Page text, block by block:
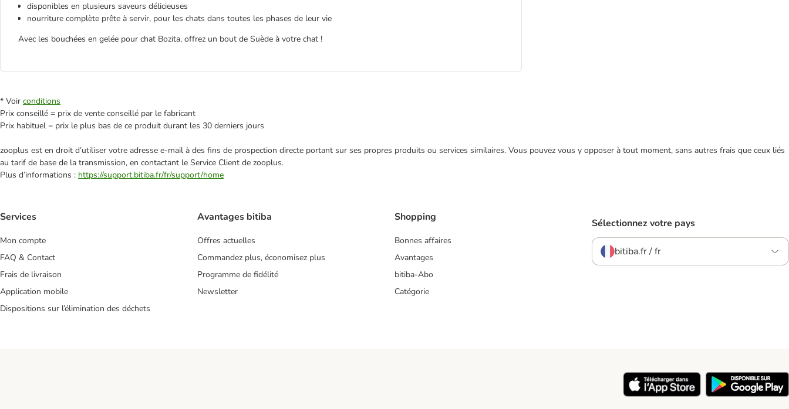
disponibles en plusieurs saveurs délicieuses
nourriture complète prête à servir, pour les chats dans toutes les phases de leur vie
Avec les bouchées en gelée pour chat Bozita, offrez un bout de Suède à votre chat !
* Voir conditions
Prix conseillé = prix de vente conseillé par le fabricant
Prix habituel = prix le plus bas de ce produit durant les 30 derniers jours
zooplus est en droit d’utiliser votre adresse e‑mail à des fins de prospection directe portant sur ses propres produits ou services similaires. Vous pouvez vous y opposer à tout moment, sans autres frais que ceux liés
au tarif de base de la transmission, en contactant le Service Client de zooplus.
Plus d’informations : https://support.bitiba.fr/fr/support/home
Services
Mon compte
FAQ & Contact
Frais de livraison
Application mobile
Dispositions sur l’élimination des déchets
Avantages bitiba
Offres actuelles
Commandez plus, économisez plus
Programme de fidélité
Newsletter
Shopping
Bonnes affaires
Avantages
bitiba-Abo
Catégorie
Sélectionnez votre pays
bitiba.fr / fr